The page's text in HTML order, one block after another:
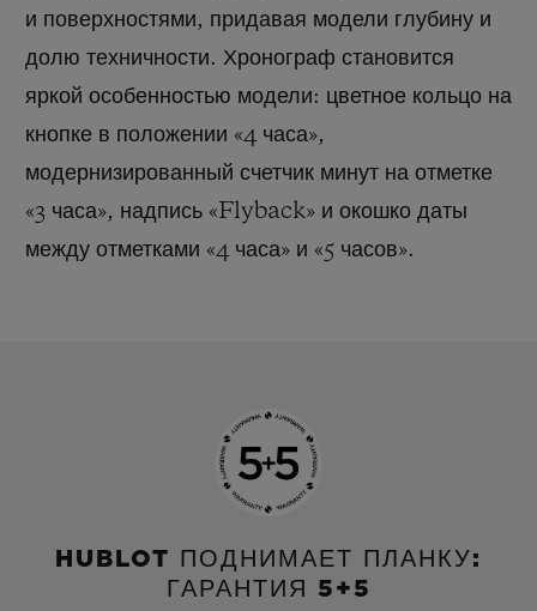
и поверхностями, придавая модели глубину и
долю техничности. Хронограф становится
яркой особенностью модели: цветное кольцо на
кнопке в положении «4 часа»,
модернизированный счетчик минут на отметке
«3 часа», надпись «Flyback» и окошко даты
между отметками «4 часа» и «5 часов».
HUBLOT ПОДНИМАЕТ ПЛАНКУ:
ГАРАНТИЯ 5+5